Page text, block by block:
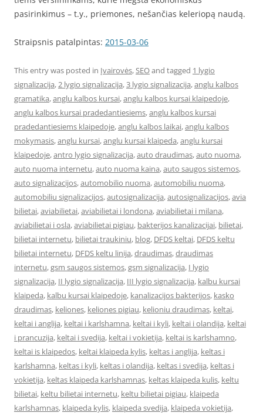
pasirinkimus – t.y., priemones, nešančias keleriopą naudą.
Straipsnis patalpintas: 2015-03-06
This entry was posted in Įvairovės,SEOand tagged 1 lygio
signalizacija,2 lygio signalizacija,3 lygio signalizacija,anglu kalbos
gramatika,anglu kalbos kursai,anglu kalbos kursai klaipedoje,
anglu kalbos kursai pradedantiesiems,anglu kalbos kursai
pradedantiesiems klaipedoje,anglu kalbos laikai,anglu kalbos
mokymasis,anglu kursai,anglu kursai klaipeda,anglu kursai
klaipedoje,antro lygio signalizacija,auto draudimas,auto nuoma,
auto nuoma internetu,auto nuoma kaina,auto saugos sistemos,
auto signalizacijos,automobilio nuoma,automobiliu nuoma,
automobiliu signalizacijos,autosignalizacija,autosignalizacijos,avia
bilietai,aviabilietai,aviabilietai i londona,aviabilietai i milana,
aviabilietai i osla,aviabilietai pigiau, bakterijos kanalizacijai, bilietai,
bilietai internetu, bilietai traukiniu, blog, DFDS keltai, DFDS keltu
bilietai internetu, DFDS keltu linija,draudimas,draudimas
internetu,gsm saugos sistemos,gsm signalizacija, I lygio
signalizacija, II lygio signalizacija, III lygio signalizacija, kalbu kursai
klaipeda, kalbu kursai klaipedoje, kanalizacijos bakterijos, kasko
draudimas, keliones, keliones pigiau, kelioniu draudimas, keltai,
keltai i anglija, keltai i karlshamna, keltai i kyli, keltai i olandija, keltai
i prancuzija, keltai i svedija, keltai i vokietija, keltai is karlshamno,
keltai is klaipedos, keltai klaipeda kylis, keltas i anglija, keltas i
karlshamna, keltas i kyli, keltas i olandija, keltas i svedija, keltas i
vokietija, keltas klaipeda karlshamnas, keltas klaipeda kulis, keltu
bilietai, keltu bilietai internetu, keltu bilietai pigiau, klaipeda
karlshamnas, klaipeda kylis, klaipeda svedija, klaipeda vokietija,